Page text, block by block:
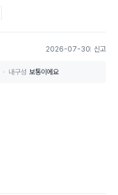
2026-07-30 신고
내구성 보통이에요